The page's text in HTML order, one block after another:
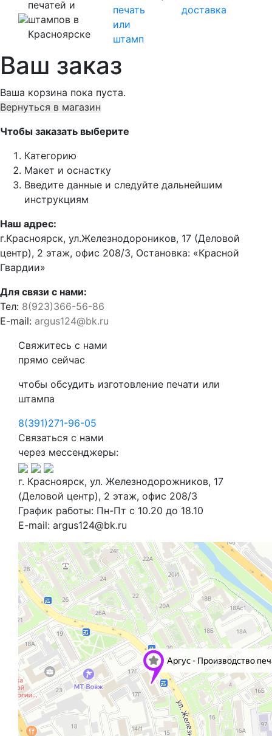
печатей и
штампов в
Красноярске
печать
или
штамп
доставка
Ваш заказ
Ваша корзина пока пуста.
Вернуться в магазин
Чтобы заказать выберите
Категорию
Макет и оснастку
Введите данные и следуйте дальнейшим
инструкциям
Наш адрес:
г.Красноярск, ул.Железнодороников, 17 (Деловой
центр), 2 этаж, офис 208/3, Остановка: «Красной
Гвардии»
Для связи с нами:
Тел: 8(923)366-56-86
E-mail: argus124@bk.ru
Свяжитесь с нами
прямо сейчас
чтобы обсудить изготовление печати или
штампа
8(391)271-96-05
Связаться с нами
через мессенджеры:
г. Красноярск, ул. Железнодорожников, 17
(Деловой центр), 2 этаж, офис 208/3
График работы: Пн-Пт с 10.20 до 18.10
E-mail: argus124@bk.ru